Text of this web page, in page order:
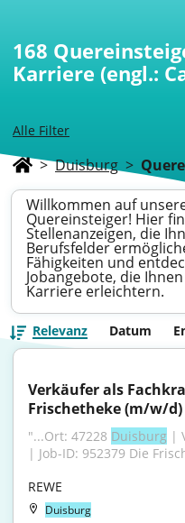
Alle Filter
168
Karriere (engl.:
> Duisburg >
Willkommen auf
Quereinsteiger! Hier
Stellenanzeigen, die
Berufsfelder
Fähigkeiten und
Jobangebote, die
Karriere erleichtern.
Relevanz Datum
Verkäufer als
Frischetheke (m/w/d)
"...Ort: 47228 Duisburg |
| Job-ID: 952379 Die
REWE
Duisburg